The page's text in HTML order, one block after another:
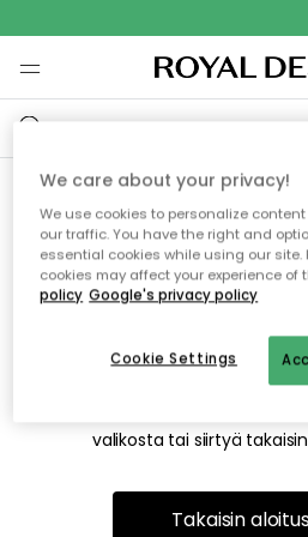
Emme
Tämä voi johtua siitä, että sivua
on siirretty muualle.
valikosta tai siirtyä
Takaisin
We care about your privacy!
We use cookies to personalize
our traffic. You have the right and
essential cookies while using our site.
cookies may affect your experience of
policy Google's privacy policy
Cookie Settings